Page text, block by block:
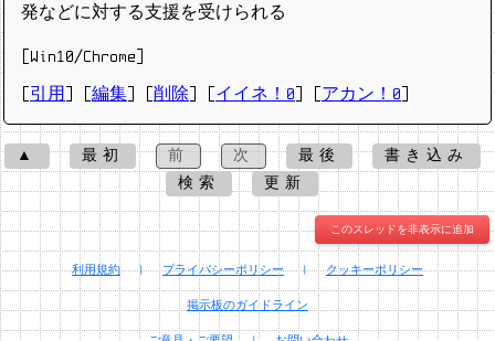
発などに対する支援を受けられる
[Win10/Chrome]
引用 編集 削除 イイネ！0 アカン！0
▲ 最初 前 次 最後
書き込み
検索
更新
このスレッドを非表示に追加
利用規約 | プライバシーポリシー | クッキーポリシー
掲示板のガイドライン